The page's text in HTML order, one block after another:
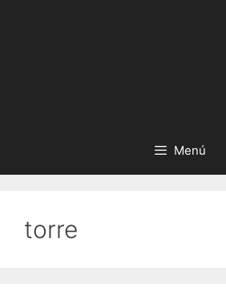
Menú
torre